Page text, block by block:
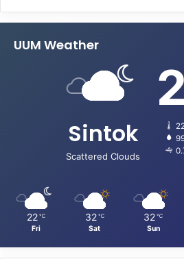
UUM Weather
Sintok
Scattered Clouds
22 ℃
Fri
32 ℃
Sat
32 ℃
Sun